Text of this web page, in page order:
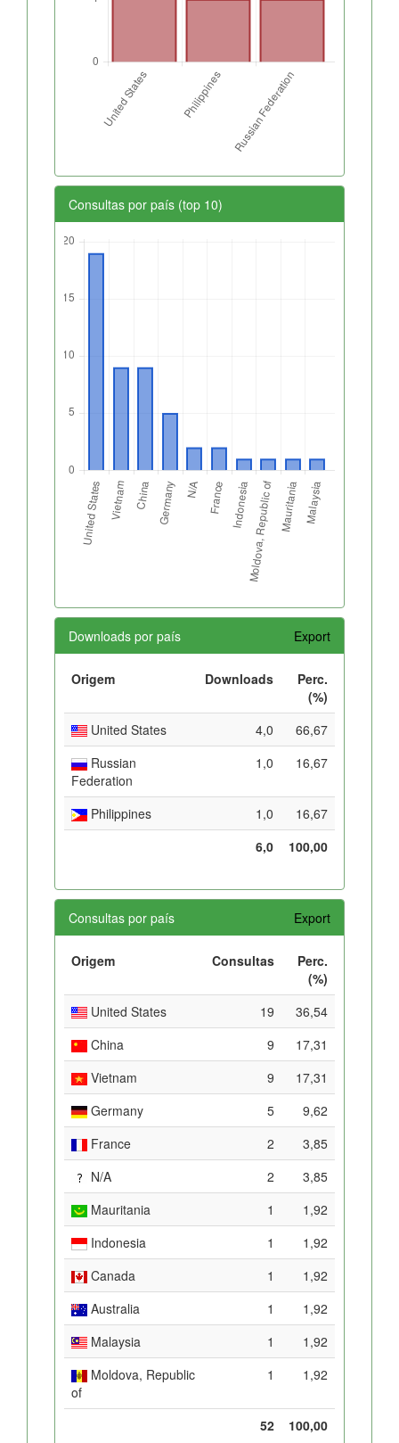
Consultas por país (top 10)
Downloads por país Export
Origem Downloads
Perc.
(%)
United States
4,0
66,67
Russian
Federation
1,0 16,67
Philippines 1,0
16,67
6,0
100,00
Consultas por país Export
Origem Consultas
Perc.
(%)
United States
19
36,54
China
9
17,31
Vietnam
9
17,31
Germany
5
9,62
France
2
3,85
N/A
2
3,85
Mauritania
1
1,92
Indonesia
1
1,92
Canada
1
1,92
Australia
1
1,92
Malaysia
1
1,92
Moldova, Republic
of
1 1,92
52 100,00